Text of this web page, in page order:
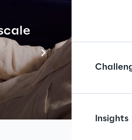
Insights
basati su